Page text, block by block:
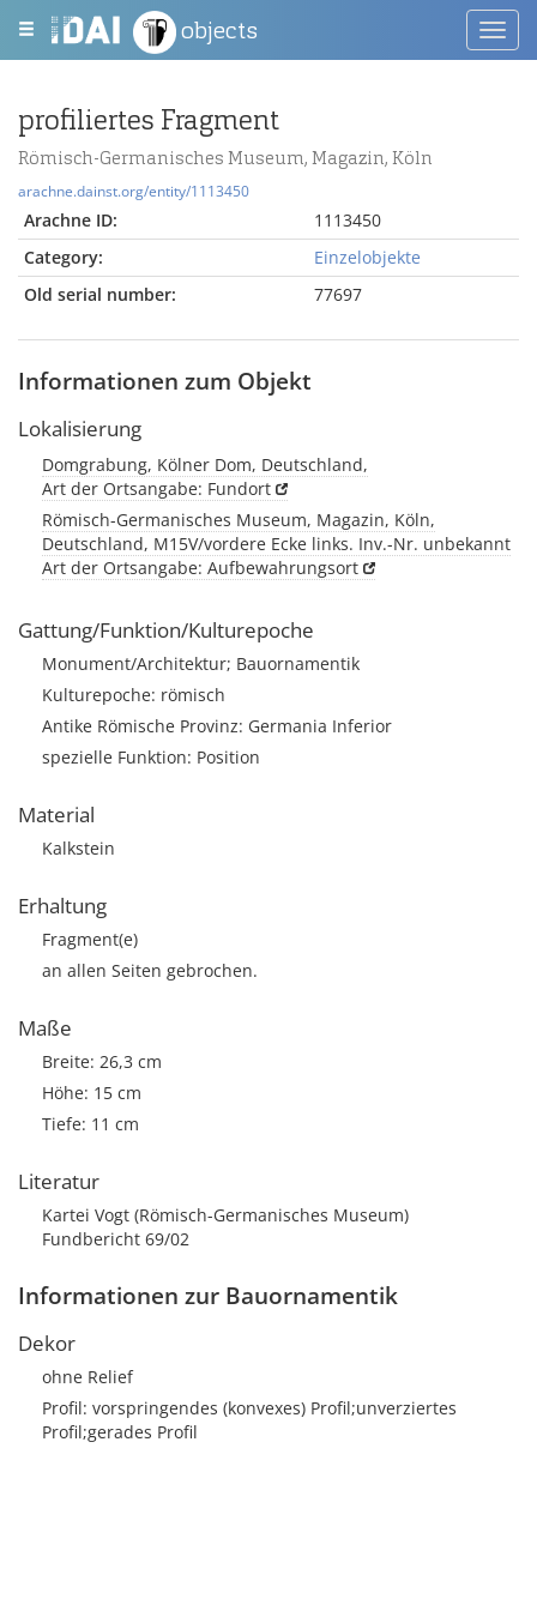
objects
profiliertes Fragment
Römisch-Germanisches Museum, Magazin, Köln
arachne.dainst.org/entity/1113450
Arachne ID:
1113450
Category:
Einzelobjekte
Old serial number:
77697
Informationen zum Objekt
Lokalisierung
Domgrabung, Kölner Dom, Deutschland,
Art der Ortsangabe: Fundort
Römisch-Germanisches Museum, Magazin, Köln,
Deutschland, M15V/vordere Ecke links. Inv.-Nr. unbekannt
Art der Ortsangabe: Aufbewahrungsort
Gattung/Funktion/Kulturepoche
Monument/Architektur; Bauornamentik
Kulturepoche: römisch
Antike Römische Provinz: Germania Inferior
spezielle Funktion: Position
Material
Kalkstein
Erhaltung
Fragment(e)
an allen Seiten gebrochen.
Maße
Breite: 26,3 cm
Höhe: 15 cm
Tiefe: 11 cm
Literatur
Kartei Vogt (Römisch-Germanisches Museum)
Fundbericht 69/02
Informationen zur Bauornamentik
Dekor
ohne Relief
Profil: vorspringendes (konvexes) Profil;unverziertes
Profil;gerades Profil